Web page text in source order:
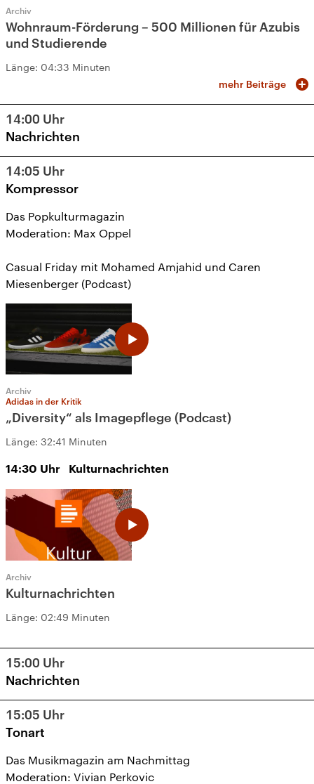
Archiv
Wohnraum-Förderung – 500 Millionen für Azubis
und Studierende
Länge: 04:33 Minuten
mehr Beiträge
14:00 Uhr
Nachrichten
14:05 Uhr
Kompressor
Das Popkulturmagazin
Moderation: Max Oppel
Casual Friday mit Mohamed Amjahid und Caren
Miesenberger (Podcast)
Archiv
Adidas in der Kritik
„Diversity“ als Imagepflege (Podcast)
Länge: 32:41 Minuten
14:30 Uhr Kulturnachrichten
Archiv
Kulturnachrichten
Länge: 02:49 Minuten
15:00 Uhr
Nachrichten
15:05 Uhr
Tonart
Das Musikmagazin am Nachmittag
Moderation: Vivian Perkovic